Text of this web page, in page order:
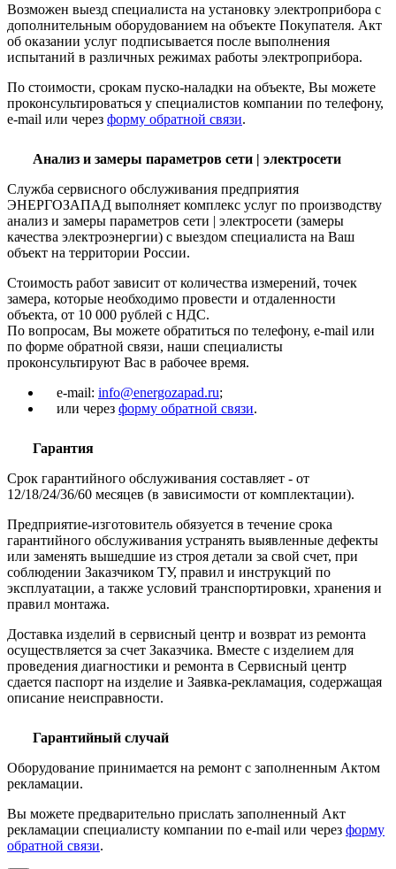
Возможен выезд специалиста на установку электроприбора с
дополнительным оборудованием на объекте Покупателя. Акт
об оказании услуг подписывается после выполнения
испытаний в различных режимах работы электроприбора.
По стоимости, срокам пуско-наладки на объекте, Вы можете
проконсультироваться у специалистов компании по телефону,
e-mail или через форму обратной связи.
Анализ и замеры параметров сети | электросети
Служба сервисного обслуживания предприятия
ЭНЕРГОЗАПАД выполняет комплекс услуг по производству
анализ и замеры параметров сети | электросети (замеры
качества электроэнергии) с выездом специалиста на Ваш
объект на территории России.
Стоимость работ зависит от количества измерений, точек
замера, которые необходимо провести и отдаленности
объекта, от 10 000 рублей с НДС.
По вопросам, Вы можете обратиться по телефону, e-mail или
по форме обратной связи, наши специалисты
проконсультируют Вас в рабочее время.
e-mail: info@energozapad.ru;
или через форму обратной связи.
Гарантия
Срок гарантийного обслуживания составляет - от
12/18/24/36/60 месяцев (в зависимости от комплектации).
Предприятие-изготовитель обязуется в течение срока
гарантийного обслуживания устранять выявленные дефекты
или заменять вышедшие из строя детали за свой счет, при
соблюдении Заказчиком ТУ, правил и инструкций по
эксплуатации, а также условий транспортировки, хранения и
правил монтажа.
Доставка изделий в сервисный центр и возврат из ремонта
осуществляется за счет Заказчика. Вместе с изделием для
проведения диагностики и ремонта в Сервисный центр
сдается паспорт на изделие и Заявка-рекламация, содержащая
описание неисправности.
Гарантийный случай
Оборудование принимается на ремонт с заполненным Актом
рекламации.
Вы можете предварительно прислать заполненный Акт
рекламации специалисту компании по e-mail или через форму
обратной связи.